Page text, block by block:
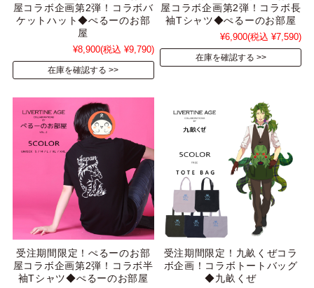
屋コラボ企画第2弾！コラボバ
ケットハット◆ぺるーのお部
屋
¥8,900(税込 ¥9,790)
在庫を確認する
屋コラボ企画第2弾！コラボ長
袖Tシャツ◆ぺるーのお部屋
¥6,900(税込 ¥7,590)
在庫を確認する
受注期間限定！ぺるーのお部
屋コラボ企画第2弾！コラボ半
袖Tシャツ◆ぺるーのお部屋
受注期間限定！九畝くぜコラ
ボ企画！コラボトートバッグ
◆九畝くぜ